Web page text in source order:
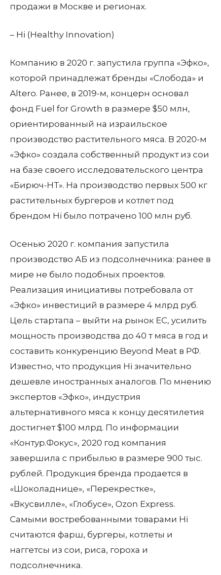
продажи в Москве и регионах.
– Hi (Healthy Innovation)
Компанию в 2020 г. запустила группа «Эфко»,
которой принадлежат бренды «Слобода» и
Altero. Ранее, в 2019-м, концерн основал
фонд Fuel for Growth в размере $50 млн,
ориентированный на израильское
производство растительного мяса. В 2020-м
«Эфко» создала собственный продукт из сои
на базе своего исследовательского центра
«Бирюч-НТ». На производство первых 500 кг
растительных бургеров и котлет под
брендом Hi было потрачено 100 млн руб.
Осенью 2020 г. компания запустила
производство АБ из подсолнечника: ранее в
мире не было подобных проектов.
Реализация инициативы потребовала от
«Эфко» инвестиций в размере 4 млрд руб.
Цель стартапа – выйти на рынок ЕС, усилить
мощность производства до 40 т мяса в год и
составить конкуренцию Beyond Meat в РФ.
Известно, что продукция Hi значительно
дешевле иностранных аналогов. По мнению
экспертов «Эфко», индустрия
альтернативного мяса к концу десятилетия
достигнет $100 млрд. По информации
«Контур.Фокус», 2020 год компания
завершила с прибылью в размере 900 тыс.
рублей. Продукция бренда продается в
«Шоколаднице», «Перекрестке»,
«Вкусвилле», «Глобусе», Ozon Express.
Самыми востребованными товарами Hi
считаются фарш, бургеры, котлеты и
наггетсы из сои, риса, гороха и
подсолнечника.